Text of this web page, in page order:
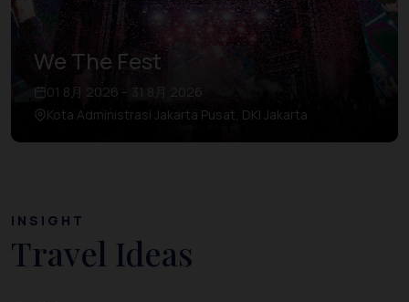
We The Fest
01 8月 2026 – 31 8月 2026
Kota Administrasi Jakarta Pusat, DKI Jakarta
INSIGHT
Travel Ideas